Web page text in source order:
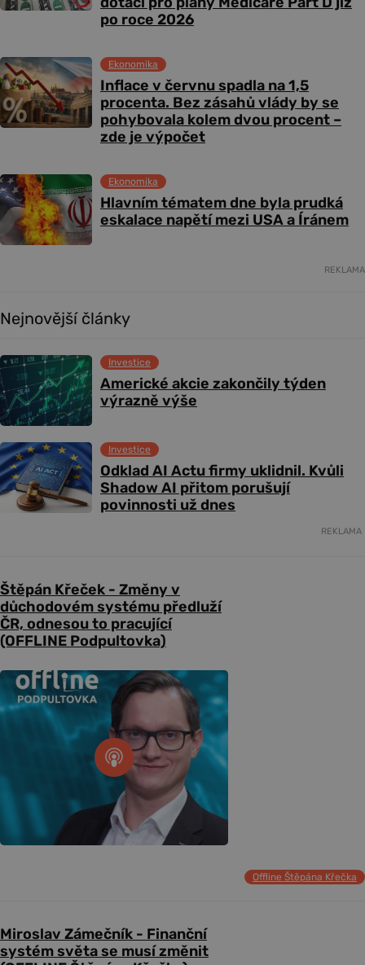
po roce 2026
Inflace v červnu spadla na 1,5
procenta. Bez zásahů vlády by se
pohybovala kolem dvou procent –
zde je výpočet
Ekonomika
Hlavním tématem dne byla prudká
eskalace napětí mezi USA a Íránem
Ekonomika
REKLAMA
Nejnovější články
Americké akcie zakončily týden
výrazně výše
Investice
Odklad AI Actu firmy uklidnil. Kvůli
Shadow AI přitom porušují
povinnosti už dnes
Investice
REKLAMA
Štěpán Křeček - Změny v
důchodovém systému předluží
ČR, odnesou to pracující
(OFFLINE Podpultovka)
Offline Štěpána Křečka
Miroslav Zámečník - Finanční
systém světa se musí změnit